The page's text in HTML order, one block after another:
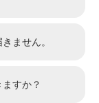
ません。
すか？